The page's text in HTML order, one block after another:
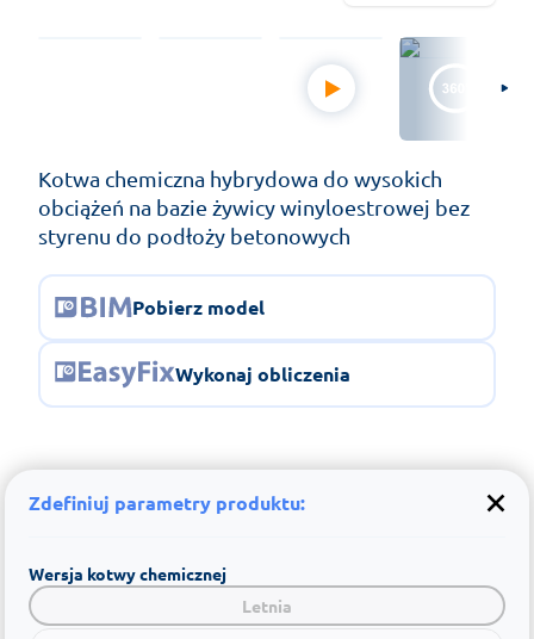
Kotwa chemiczna hybrydowa do wysokich
obciążeń na bazie żywicy winyloestrowej bez
styrenu do podłoży betonowych
Pobierz model
Wykonaj obliczenia
Zdefiniuj parametry produktu:
Wersja kotwy chemicznej
Letnia